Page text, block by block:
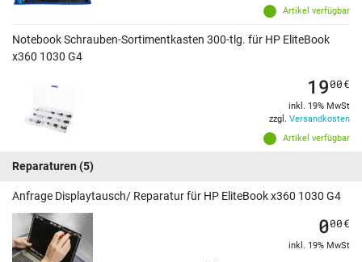
Artikel verfügbar
Notebook Schrauben-Sortimentkasten 300-tlg. für HP EliteBook
x360 1030 G4
Artikel verfügbar
1900€
inkl. 19% MwSt
zzgl. Versandkosten
Reparaturen (5)
Anfrage Displaytausch/ Reparatur für HP EliteBook x360 1030 G4
000€
inkl. 19% MwSt